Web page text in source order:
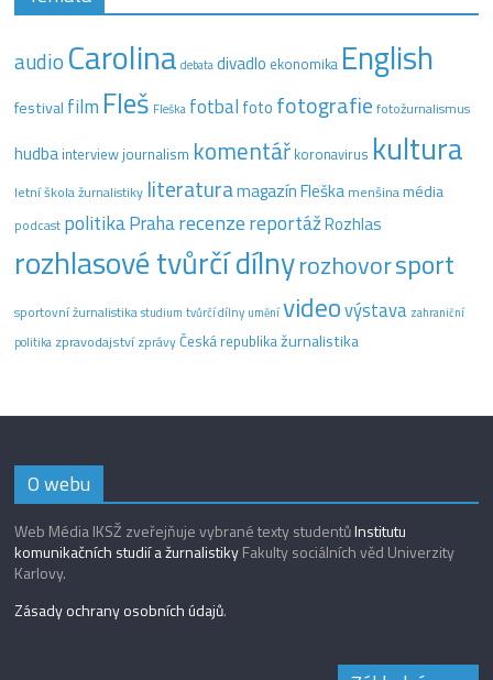
audio Carolina debata divadlo ekonomika English
festival film Fleš Fleška fotbal foto fotografie fotožurnalismus
hudba interview journalism komentář koronavirus kultura
letní škola žurnalistiky literaturamagazín Fleška menšinamédia
podcast politikaPraharecenzereportážRozhlas
rozhlasové tvůrčí dílnyrozhovorsport
sportovní žurnalistika studium tvůrčí dílny uměnívideovýstava zahraniční
politika zpravodajstvízprávyČeská republikažurnalistika
O webu
Web Média IKSŽ zveřejňuje vybrané texty studentůInstitutu
komunikačních studií a žurnalistikyFakulty sociálních věd Univerzity
Karlovy.
Zásady ochrany osobních údajů.